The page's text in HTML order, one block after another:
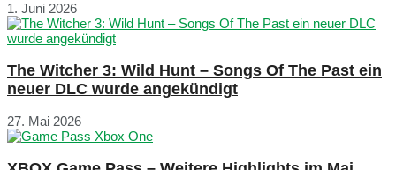
1. Juni 2026
The Witcher 3: Wild Hunt – Songs Of The Past ein
neuer DLC wurde angekündigt
27. Mai 2026